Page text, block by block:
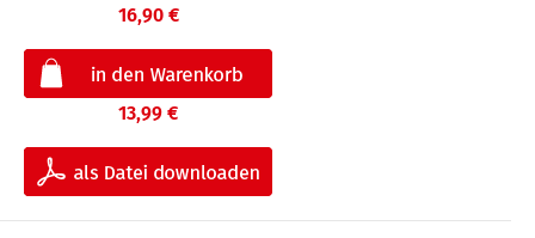
16,90 €
13,99 €